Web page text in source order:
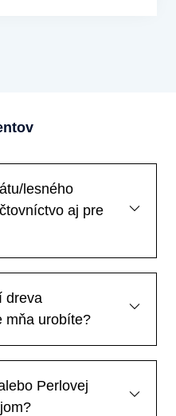
lesného
aj pre
dreva
mňa urobíte?
Perlovej